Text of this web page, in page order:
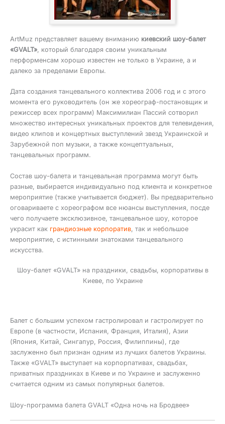
ArtMuz представляет вашему вниманию киевский шоу-балет
«GVALT», который благодаря своим уникальным
перформенсам хорошо известен не только в Украине, а и
далеко за пределами Европы.
Дата создания танцевального коллектива 2006 год и с этого
момента его руководитель (он же хореограф-постановщик и
режиссер всех программ) Максимилиан Пассий сотворил
множество интересных уникальных проектов для телевидения,
видео клипов и концертных выступлений звезд Украинской и
Зарубежной поп музыки, а также концептуальных,
танцевальных программ.
Состав шоу-балета и танцевальная программа могут быть
разные, выбирается индивидуально под клиента и конкретное
мероприятие (также учитывается бюджет). Вы предварительно
оговариваете с хореографом все нюансы выступления, посде
чего получаете эксклюзивное, танцевальное шоу, которое
украсит как грандиозные корпоратив, так и небольшое
мероприятие, с истинными знатоками танцевального
искусства.
Шоу-балет «GVALT» на праздники, свадьбы, корпоративы в
Киеве, по Украине
Балет с большим успехом гастролировал и гастролирует по
Европе (в частности, Испания, Франция, Италия), Азии
(Япония, Китай, Сингапур, Россия, Филиппины), где
заслуженно был признан одним из лучших балетов Украины.
Также «GVALT» выступает на корпорпативах, свадьбах,
приватных праздниках в Киеве и по Украине и заслуженно
считается одним из самых популярных балетов.
Шоу-программа балета GVALT «Одна ночь на Бродвее»